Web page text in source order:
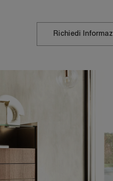
Richiedi